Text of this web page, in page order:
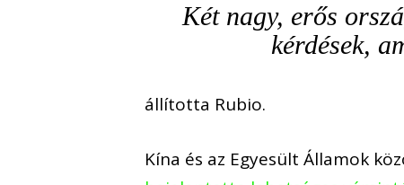
Két nagy, erős
kérdések,
állította Rubio.
Kína és az Egyesült Államok